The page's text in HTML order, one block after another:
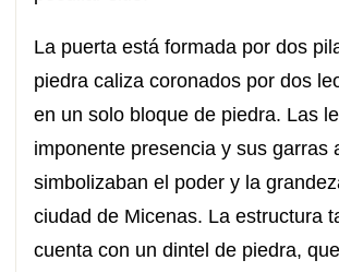
La puerta está formada por dos
piedra caliza coronados por dos
en un solo bloque de piedra. Las
imponente presencia y sus garras
simbolizaban el poder y la
ciudad de Micenas. La estructura
cuenta con un dintel de piedra,